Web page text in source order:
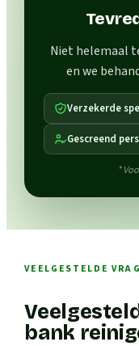
Niet helemaal
en we
Verzekerde
Gescreend
*
VEELGESTELDE
bank